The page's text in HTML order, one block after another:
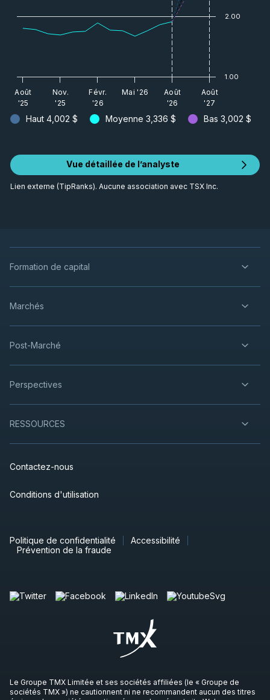
Haut 4,002 $ Moyenne 3,336 $ Bas 3,002 $
Août
'25
Nov.
'25
Févr.
'26
Mai '26
Août
'26
Août
'27
1.00
2.00
Vue détaillée de l’analyste
Lien externe (TipRanks). Aucune association avec TSX Inc.
Formation de capital
Marchés
Post-Marché
Perspectives
RESSOURCES
Contactez-nous
Conditions d'utilisation
Politique de confidentialité
Accessibilité
Prévention de la fraude
Le Groupe TMX Limitée et ses sociétés affiliées (le « Groupe de
sociétés TMX ») ne cautionnent ni ne recommandent aucun des titres